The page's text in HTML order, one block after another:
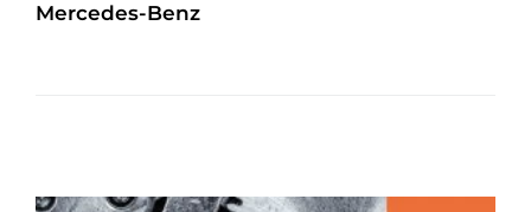
Mercedes-Benz